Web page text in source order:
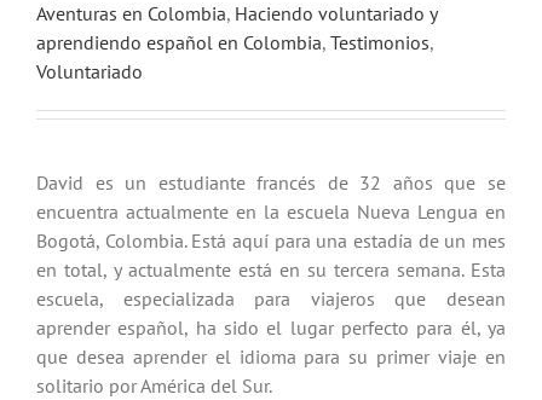
Aventuras en Colombia, Haciendo voluntariado y
aprendiendo español en Colombia, Testimonios,
Voluntariado
David es un estudiante francés de 32 años que se
encuentra actualmente en la escuela Nueva Lengua en
Bogotá, Colombia. Está aquí para una estadía de un mes
en total, y actualmente está en su tercera semana. Esta
escuela, especializada para viajeros que desean
aprender español, ha sido el lugar perfecto para él, ya
que desea aprender el idioma para su primer viaje en
solitario por América del Sur.